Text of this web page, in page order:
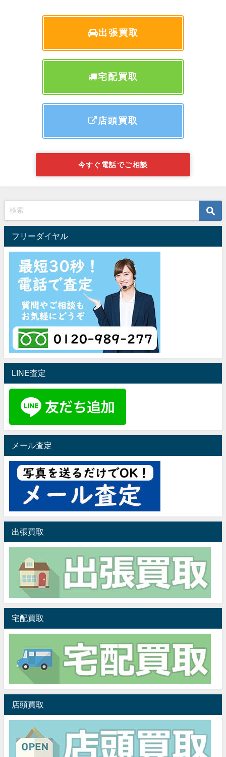
出張買取
宅配買取
店頭買取
今すぐ電話でご相談
フリーダイヤル
LINE査定
メール査定
出張買取
宅配買取
店頭買取